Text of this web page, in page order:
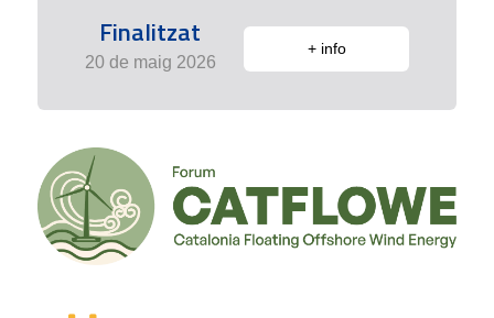
Finalitzat
20 de maig 2026
+ info